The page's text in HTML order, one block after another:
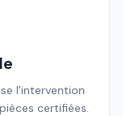
l'intervention
certifiées.